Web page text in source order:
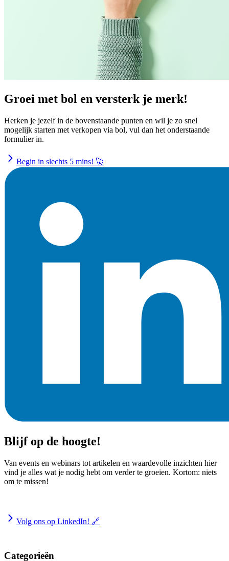
Groei met bol en versterk je merk!
Herken je jezelf in de bovenstaande punten en wil je zo snel
mogelijk starten met verkopen via bol, vul dan het onderstaande
formulier in.
Begin in slechts 5 mins! 🚀
Blijf op de hoogte!
Van events en webinars tot artikelen en waardevolle inzichten hier
vind je alles wat je nodig hebt om verder te groeien. Kortom: niets
om te missen!
Volg ons op LinkedIn! 🔗
Categorieën